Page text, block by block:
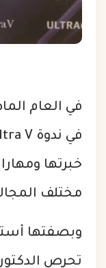
في العام
خبرتها
مختلف
وبصفتها
تحرص